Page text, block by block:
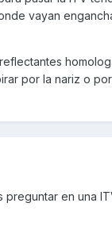
vayan
por la nariz o
en una